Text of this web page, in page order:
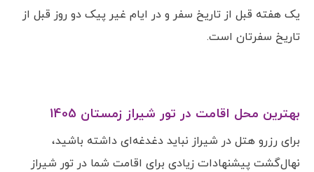
یک هفته قبل از تاریخ سفر و در ایام غیر پیک دو روز قبل از
تاریخ سفرتان است.
بهترین محل اقامت در تور شیراز زمستان 1405
برای رزرو هتل در شیراز نباید دغدغه‌ای داشته باشید،
نهال‌گشت پیشنهادات زیادی برای اقامت شما در تور شیراز